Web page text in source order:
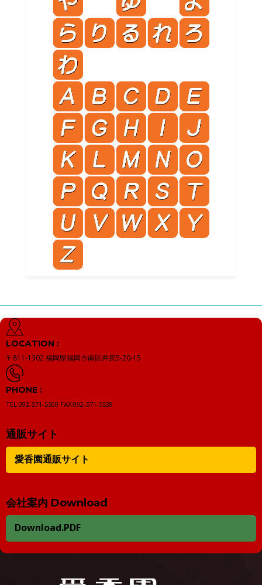
LOCATION :
〒811-1302福岡県福岡市南区井尻5-20-15
PHONE :
TEL:092-571-5500 FAX:092-571-5538
通販サイト
愛香園通販サイト
会社案内 Download
Download.PDF